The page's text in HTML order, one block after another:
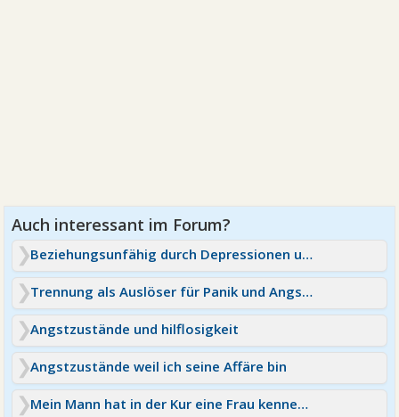
Beziehungsunfähig durch Depressionen u Angstzustände?
Trennung als Auslöser für Panik und Angstzustände
Angstzustände und hilflosigkeit
Angstzustände weil ich seine Affäre bin
Mein Mann hat in der Kur eine Frau kennengelernt